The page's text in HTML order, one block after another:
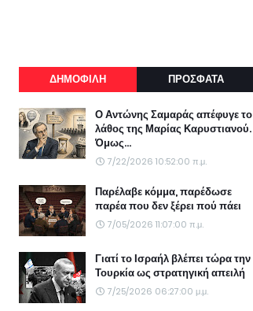
ΔΗΜΟΦΙΛΗ ΠΡΟΣΦΑΤΑ
Ο Αντώνης Σαμαράς απέφυγε το
λάθος της Μαρίας Καρυστιανού.
Όμως...
7/22/2026 10:52:00 π.μ.
Παρέλαβε κόμμα, παρέδωσε
παρέα που δεν ξέρει πού πάει
7/05/2026 11:07:00 π.μ.
Γιατί το Ισραήλ βλέπει τώρα την
Τουρκία ως στρατηγική απειλή
7/25/2026 06:27:00 μ.μ.